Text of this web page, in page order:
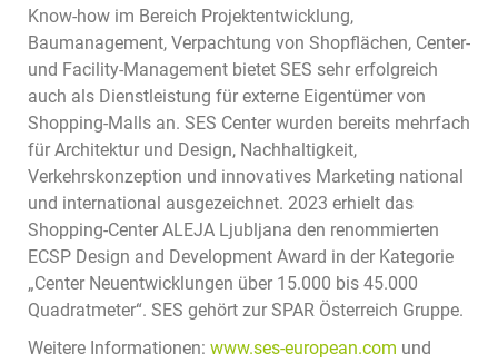
Know-how im Bereich Projektentwicklung,
Baumanagement, Verpachtung von Shopflächen, Center-
und Facility-Management bietet SES sehr erfolgreich
auch als Dienstleistung für externe Eigentümer von
Shopping-Malls an. SES Center wurden bereits mehrfach
für Architektur und Design, Nachhaltigkeit,
Verkehrskonzeption und innovatives Marketing national
und international ausgezeichnet. 2023 erhielt das
Shopping-Center ALEJA Ljubljana den renommierten
ECSP Design and Development Award in der Kategorie
„Center Neuentwicklungen über 15.000 bis 45.000
Quadratmeter“. SES gehört zur SPAR Österreich Gruppe.
Weitere Informationen: www.ses-european.com und